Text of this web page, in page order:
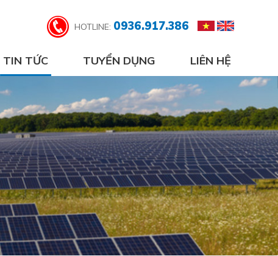
HOTLINE: 0936.917.386
TIN TỨC TUYỂN DỤNG LIÊN HỆ